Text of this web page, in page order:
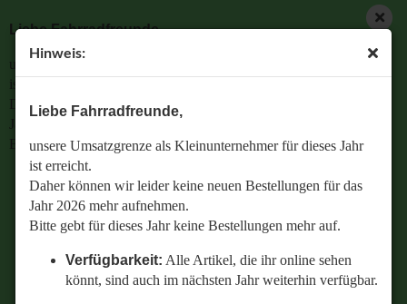
Hinweis:
Liebe Fahrradfreunde,
unsere Umsatzgrenze als Kleinunternehmer für dieses Jahr
ist erreicht.
Daher können wir leider keine neuen Bestellungen für das
Jahr 2026 mehr aufnehmen.
Bitte gebt für dieses Jahr keine Bestellungen mehr auf.
Verfügbarkeit: Alle Artikel, die ihr online sehen
könnt, sind auch im nächsten Jahr weiterhin verfügbar.
Liebe Fahrradfreunde,
unsere Umsatzgrenze als Kleinunternehmer für dieses Jahr
ist erreicht.
Daher können wir leider keine neuen Bestellungen für das
Jahr 2026 mehr aufnehmen.
Bitte gebt für dieses Jahr keine Bestellungen mehr auf.
Verfügbarkeit: Alle Artikel, die ihr online sehen
könnt, sind auch im nächsten Jahr weiterhin
verfügbar.
Bestellungen angenommen, die bis einschließlich
19.07.2026 eingegangen sind.